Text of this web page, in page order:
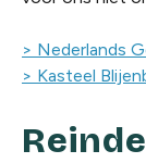
> Nederlands
> Kasteel